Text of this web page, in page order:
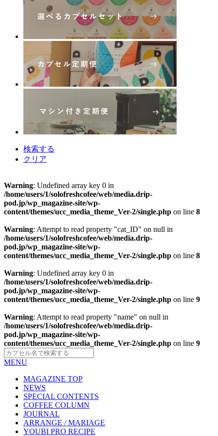
検索する
クリア
Warning: Undefined array key 0 in
/home/users/1/solofreshcofee/web/media.drip-
pod.jp/wp_magazine-site/wp-
content/themes/ucc_media_theme_Ver-2/single.php on line 8
Warning: Attempt to read property "cat_ID" on null in
/home/users/1/solofreshcofee/web/media.drip-
pod.jp/wp_magazine-site/wp-
content/themes/ucc_media_theme_Ver-2/single.php on line 8
Warning: Undefined array key 0 in
/home/users/1/solofreshcofee/web/media.drip-
pod.jp/wp_magazine-site/wp-
content/themes/ucc_media_theme_Ver-2/single.php on line 9
Warning: Attempt to read property "name" on null in
/home/users/1/solofreshcofee/web/media.drip-
pod.jp/wp_magazine-site/wp-
content/themes/ucc_media_theme_Ver-2/single.php on line 9
MENU
MAGAZINE TOP
NEWS
SPECIAL CONTENTS
COFFEE COLUMN
JOURNAL
ARRANGE / MARIAGE
YOUBI PRO RECIPE